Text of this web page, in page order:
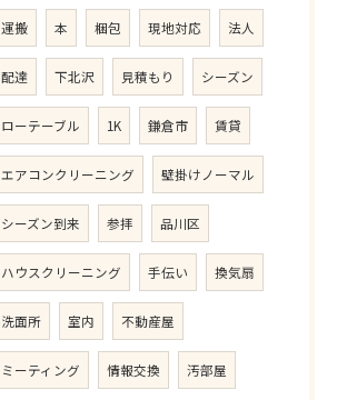
運搬 本 梱包 現地対応 法人
配達 下北沢 見積もり シーズン
ローテーブル 1K 鎌倉市 賃貸
エアコンクリーニング 壁掛けノーマル
シーズン到来 参拝 品川区
ハウスクリーニング 手伝い 換気扇
洗面所 室内 不動産屋
ミーティング 情報交換 汚部屋